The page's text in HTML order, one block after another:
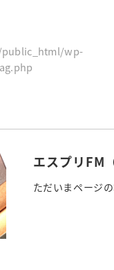
wp-
エスプリFM
ただいまページ